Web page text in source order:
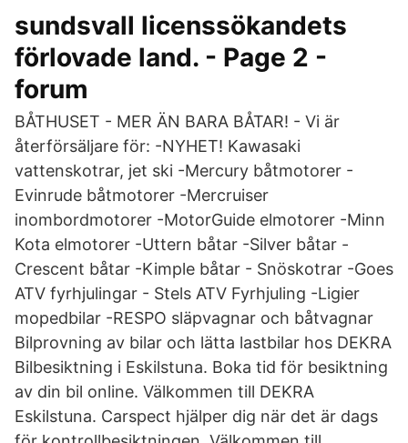
sundsvall licenssökandets
förlovade land. - Page 2 -
forum
BÅTHUSET - MER ÄN BARA BÅTAR! - Vi är
återförsäljare för: -NYHET! Kawasaki
vattenskotrar, jet ski -Mercury båtmotorer -
Evinrude båtmotorer -Mercruiser
inombordmotorer -MotorGuide elmotorer -Minn
Kota elmotorer -Uttern båtar -Silver båtar -
Crescent båtar -Kimple båtar - Snöskotrar -Goes
ATV fyrhjulingar - Stels ATV Fyrhjuling -Ligier
mopedbilar -RESPO släpvagnar och båtvagnar
Bilprovning av bilar och lätta lastbilar hos DEKRA
Bilbesiktning i Eskilstuna. Boka tid för besiktning
av din bil online. Välkommen till DEKRA
Eskilstuna. Carspect hjälper dig när det är dags